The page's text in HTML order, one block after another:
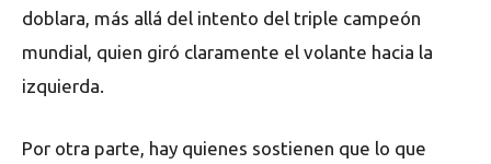
doblara, más allá del intento del triple campeón
mundial, quien giró claramente el volante hacia la
izquierda.
Por otra parte, hay quienes sostienen que lo que